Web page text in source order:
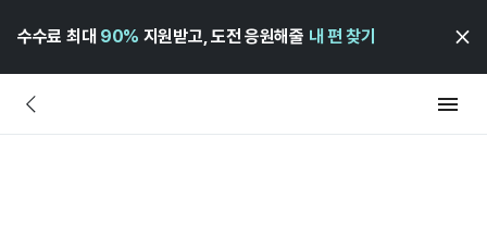
수수료 최대 90% 지원받고, 도전 응원해줄 내 편 찾기